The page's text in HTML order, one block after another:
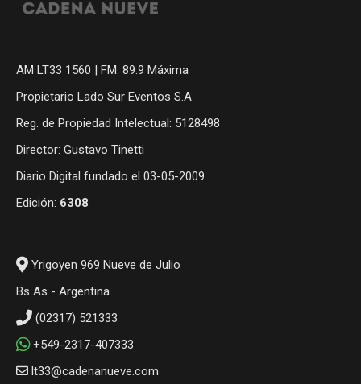
AM LT33 1560 | FM: 89.9 Máxima
Propietario Lado Sur Eventos S.A
Reg. de Propiedad Intelectual: 5128498
Director: Gustavo Tinetti
Diario Digital fundado el 03-05-2009
Edición: 6308
Yrigoyen 969 Nueve de Julio
Bs As - Argentina
(02317) 521333
+549-2317-407333
lt33@cadenanueve.com